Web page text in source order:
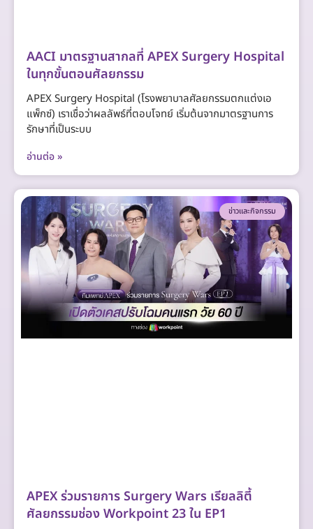
AACI มาตรฐานสากลที่ APEX Surgery Hospital
ในทุกขั้นตอนศัลยกรรม
APEX Surgery Hospital (โรงพยาบาลศัลยกรรมตกแต่งเอ
แพ็กซ์) เราเชื่อว่าผลลัพธ์ที่ตอบโจทย์ เริ่มต้นจากมาตรฐานการ
รักษาที่เป็นระบบ
อ่านต่อ »
ข่าวและกิจกรรม
APEX ร่วมรายการ Surgery Wars เรียลลิตี้
ศัลยกรรมช่อง Workpoint 23 ใน EP1